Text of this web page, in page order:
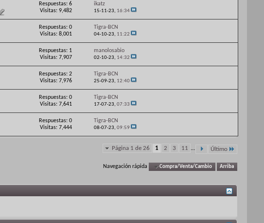
Respuestas: 6
Visitas: 9,482
ikatz
15-11-23, 16:34
Respuestas: 0
Visitas: 8,001
Tigra-BCN
04-10-23, 11:22
Respuestas: 1
Visitas: 7,907
manolosabio
02-10-23, 14:32
Respuestas: 2
Visitas: 7,976
Tigra-BCN
25-09-23, 12:40
Respuestas: 0
Visitas: 7,641
Tigra-BCN
17-07-23, 07:33
Respuestas: 0
Visitas: 7,444
Tigra-BCN
08-07-23, 09:59
Página 1 de 26 1 2 3 11 ... Último
Navegación rápida Compra/Venta/Cambio Arriba